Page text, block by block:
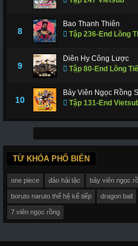
8
Bao Thanh Thiên
Tập 236-End Lồng
9
Diên Hy Công Lược
Tập 80-End Lồng
10
Bảy Viên Ngọc Rồng
Tập 131-End
TỪ KHÓA PHỔ BIẾN
one piece đảo hải tặc bảy viên ngọc
boruto naruto thế hệ kế tiếp dragon ball
7 viên ngọc rồng